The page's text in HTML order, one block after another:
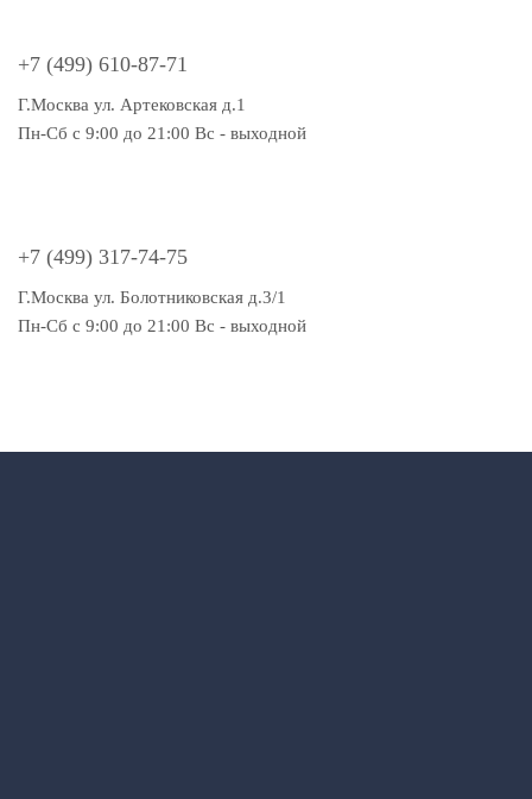
+7 (499) 610-87-71
Г.Москва ул. Артековская д.1
Пн-Сб с 9:00 до 21:00 Вс - выходной
+7 (499) 317-74-75
Г.Москва ул. Болотниковская д.3/1
Пн-Сб с 9:00 до 21:00 Вс - выходной